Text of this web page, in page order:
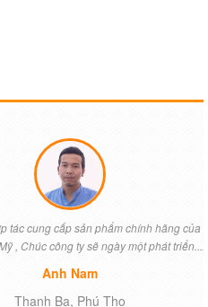
sản phẩm chính hãng của chúng tôi
ty sẽ ngày một phát triển...."
Phú Thọ